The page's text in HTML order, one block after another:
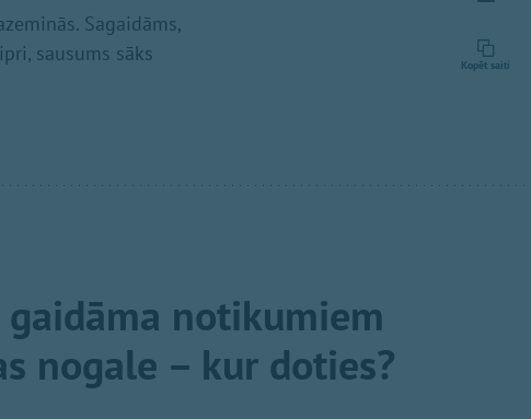
Sagaidāms,
sausums sāks
Kopēt saiti
gaidāma notikumiem
nogale – kur doties?